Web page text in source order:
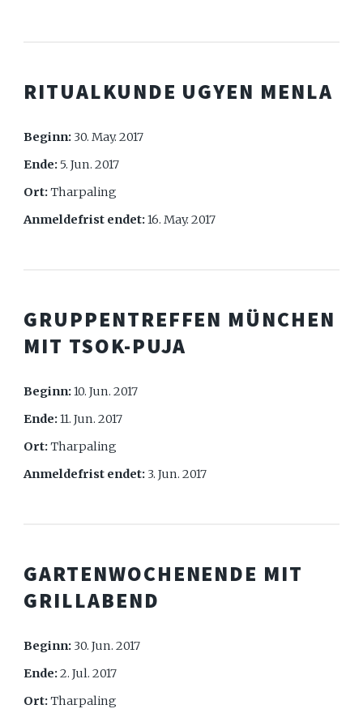
RITUALKUNDE UGYEN MENLA
Beginn: 30. May. 2017
Ende: 5. Jun. 2017
Ort:Tharpaling
Anmeldefrist endet:16. May. 2017
GRUPPENTREFFEN MÜNCHEN
MIT TSOK-PUJA
Beginn:10. Jun. 2017
Ende:11. Jun. 2017
Ort:Tharpaling
Anmeldefrist endet: 3. Jun. 2017
GARTENWOCHENENDE MIT
GRILLABEND
Beginn: 30. Jun. 2017
Ende:2. Jul. 2017
Ort:Tharpaling